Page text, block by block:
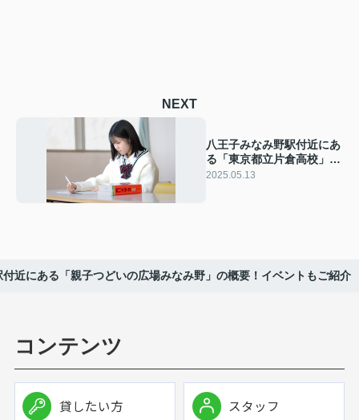
NEXT
八王子みなみ野駅付近にあ
る「東京都立片倉高校」の
概要！特徴もご紹介
2025.05.13
近にある「親子つどいの広場みなみ野」の概要！イベントもご紹介
コンテンツ
貸したい方 スタッフ